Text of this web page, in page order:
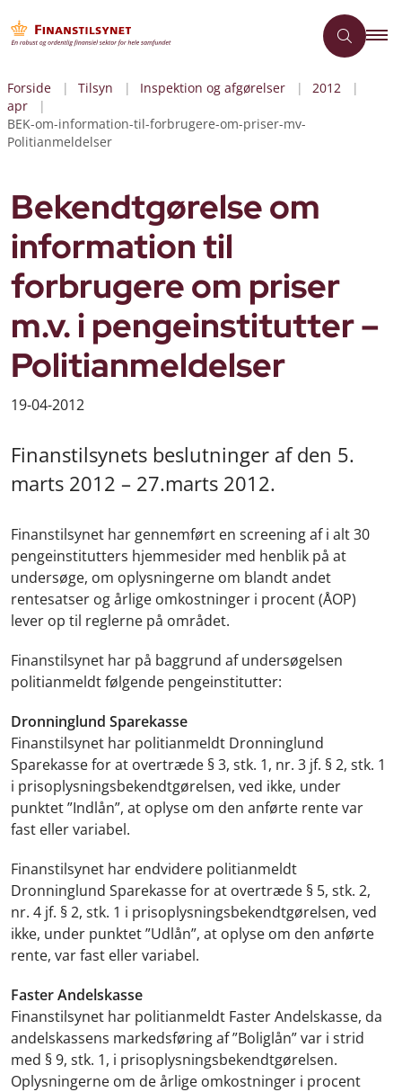
Forside Tilsyn Inspektion og afgørelser
2012
apr
BEK-om-information-til-forbrugere-om-priser-mv-
Politianmeldelser
Bekendtgørelse om
information til
forbrugere om priser
m.v. i pengeinstitutter –
Politianmeldelser
19-04-2012
Finanstilsynets beslutninger af den 5.
marts 2012 – 27.marts 2012.
Finanstilsynet har gennemført en screening af i alt 30
pengeinstitutters hjemmesider med henblik på at
undersøge, om oplysningerne om blandt andet
rentesatser og årlige omkostninger i procent (ÅOP)
lever op til reglerne på området.
Finanstilsynet har på baggrund af undersøgelsen
politianmeldt følgende pengeinstitutter:
Dronninglund Sparekasse
Finanstilsynet har politianmeldt Dronninglund
Sparekasse for at overtræde § 3, stk. 1, nr. 3 jf. § 2, stk. 1
i prisoplysningsbekendtgørelsen, ved ikke, under
punktet ”Indlån”, at oplyse om den anførte rente var
fast eller variabel.
Finanstilsynet har endvidere politianmeldt
Dronninglund Sparekasse for at overtræde § 5, stk. 2,
nr. 4 jf. § 2, stk. 1 i prisoplysningsbekendtgørelsen, ved
ikke, under punktet ”Udlån”, at oplyse om den anførte
rente, var fast eller variabel.
Faster Andelskasse
Finanstilsynet har politianmeldt Faster Andelskasse, da
andelskassens markedsføring af ”Boliglån” var i strid
med § 9, stk. 1, i prisoplysningsbekendtgørelsen.
Oplysningerne om de årlige omkostninger i procent